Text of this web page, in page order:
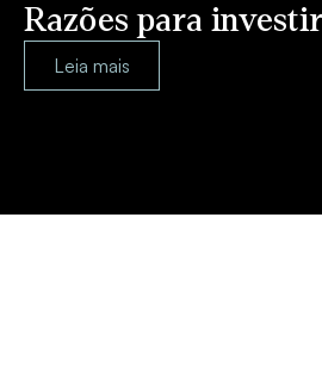
Razões para
Leia mais